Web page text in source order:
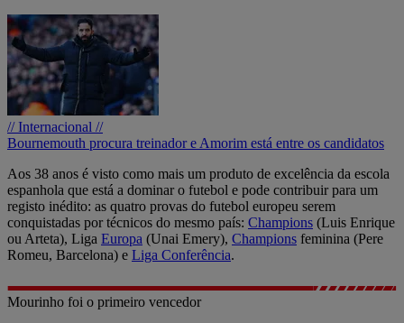
// Internacional //
Bournemouth procura treinador e Amorim está entre os candidatos
Aos 38 anos é visto como mais um produto de excelência da escola
espanhola que está a dominar o futebol e pode contribuir para um
registo inédito: as quatro provas do futebol europeu serem
conquistadas por técnicos do mesmo país: Champions (Luis Enrique
ou Arteta), Liga Europa (Unai Emery), Champions feminina (Pere
Romeu, Barcelona) e Liga Conferência.
Mourinho foi o primeiro vencedor